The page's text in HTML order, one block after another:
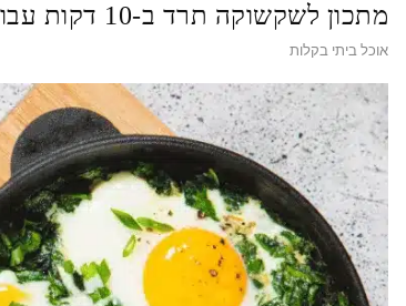
מתכון לשקשוקה תרד ב-10 דקות עבודה
אוכל ביתי בקלות